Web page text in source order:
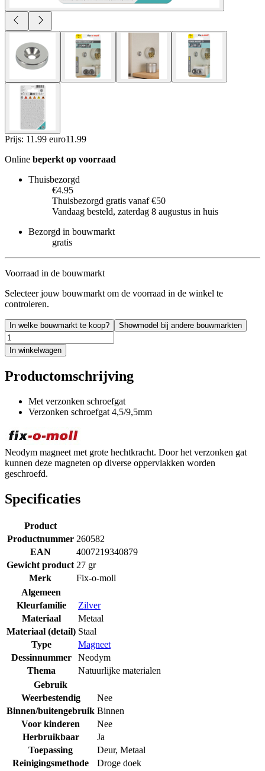
Prijs: 11.99 euro11 .99
Online beperkt op voorraad
Thuisbezorgd
€4.95
Thuisbezorgd gratis vanaf €50
Vandaag besteld, zaterdag 8 augustus in huis
Bezorgd in bouwmarkt
gratis
Voorraad in de bouwmarkt
Selecteer jouw bouwmarkt om de voorraad in de winkel te
controleren.
In welke bouwmarkt te koop? Showmodel bij andere bouwmarkten
In winkelwagen
Productomschrijving
Met verzonken schroefgat
Verzonken schroefgat 4,5/9,5mm
Neodym magneet met grote hechtkracht. Door het verzonken gat
kunnen deze magneten op diverse oppervlakken worden
geschroefd.
Specificaties
Product
Productnummer 260582
EAN
4007219340879
Gewicht product 27 gr
Merk
Fix-o-moll
Algemeen
Kleurfamilie
Zilver
Materiaal
Metaal
Materiaal (detail) Staal
Type
Magneet
Dessinnummer
Neodym
Thema
Natuurlijke materialen
Gebruik
Weerbestendig
Nee
Binnen/buitengebruik Binnen
Voor kinderen
Nee
Herbruikbaar
Ja
Toepassing
Deur, Metaal
Reinigingsmethode
Droge doek